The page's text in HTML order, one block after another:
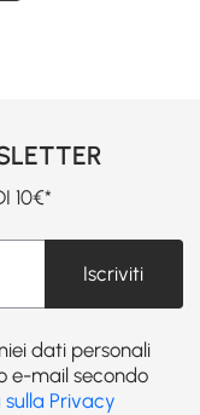
10€*
Iscriviti
dati personali
e-mail secondo
Privacy